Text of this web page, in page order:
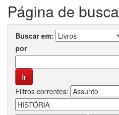
Página de busca
Buscar em:
por
Filtros correntes: